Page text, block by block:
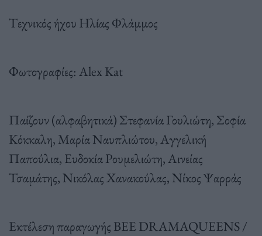
Tεχνικός ήχου Ηλίας Φλάμμος
Φωτογραφίες: Alex Kat
Παίζουν (αλφαβητικά) Στεφανία Γουλιώτη, Σοφία
Κόκκαλη, Μαρία Ναυπλιώτου, Αγγελική
Παπούλια, Ευδοκία Ρουμελιώτη, Αινείας
Τσαμάτης, Νικόλας Χανακούλας, Νίκος Ψαρράς
Εκτέλεση παραγωγής BEE DRAMAQUEENS /